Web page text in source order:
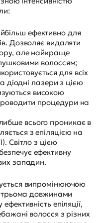
ефективно для
Дозволяє видаляти
але найкраще
волоссям;
для всіх
діодні лазери з цією
високою
процедури на
всього проникає в
з епіляцією на
Світло з цією
ефективну
западин.
випромінюючою
трьома довжинами
епіляції,
волосся з різних